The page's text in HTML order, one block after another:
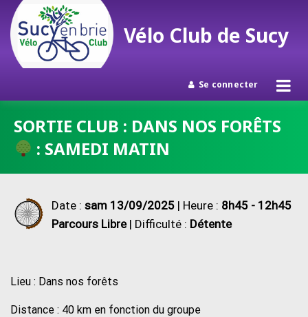
contenu
Vélo Club de Sucy
Se connecter
SORTIE CLUB : DANS NOS FORÊTS
: SAMEDI MATIN
Date : sam 13/09/2025 | Heure : 8h45 - 12h45
Parcours Libre| Difficulté : Détente
Lieu : Dans nos forêts
Distance : 40 km en fonction du groupe